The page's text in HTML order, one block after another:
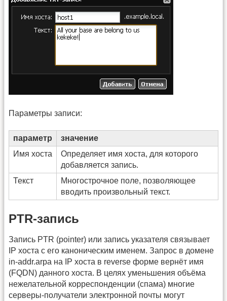
Параметры записи:
параметр
значение
Имя хоста
Определяет имя хоста, для которого
добавляется запись.
Текст
Многострочное поле, позволяющее
вводить произвольный текст.
PTR-запись
Запись PTR (pointer) или запись указателя связывает
IP хоста с его каноническим именем. Запрос в домене
in-addr.arpa на IP хоста в reverse форме вернёт имя
(FQDN) данного хоста. В целях уменьшения объёма
нежелательной корреспонденции (спама) многие
серверы-получатели электронной почты могут